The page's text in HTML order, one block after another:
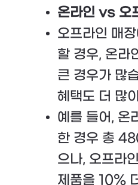
온라인 vs 오
오프라인 매
할 경우, 온라
큰 경우가 많
혜택도 더 많
예를 들어, 온
한 경우 총
으나, 오프라
제품을 10%